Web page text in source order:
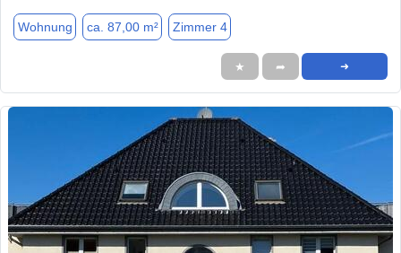
Wohnung ca. 87,00 m² Zimmer 4
★ ➦ ➜